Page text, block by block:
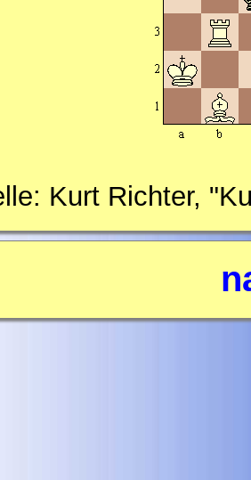
Kurt Richter,